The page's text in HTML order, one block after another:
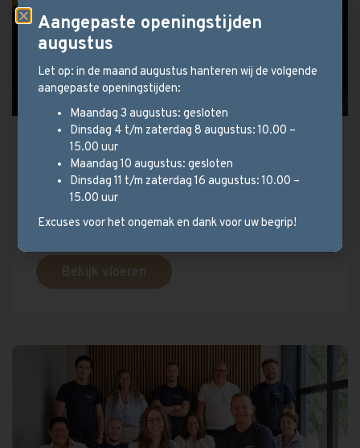
Stel uw parketvloer samen!
Wij hebben een ruim aanbod en kijken met u
mee welk type vloer het beste bij uw
situatie past.
Bekijk vloeren
Aangepaste openingstijden
augustus
Let op: in de maand augustus hanteren wij de volgende
aangepaste openingstijden:
Maandag 3 augustus: gesloten
Dinsdag 4 t/m zaterdag 8 augustus: 10.00 –
15.00 uur
Maandag 10 augustus: gesloten
Dinsdag 11 t/m zaterdag 16 augustus: 10.00 –
15.00 uur
Excuses voor het ongemak en dank voor uw begrip!